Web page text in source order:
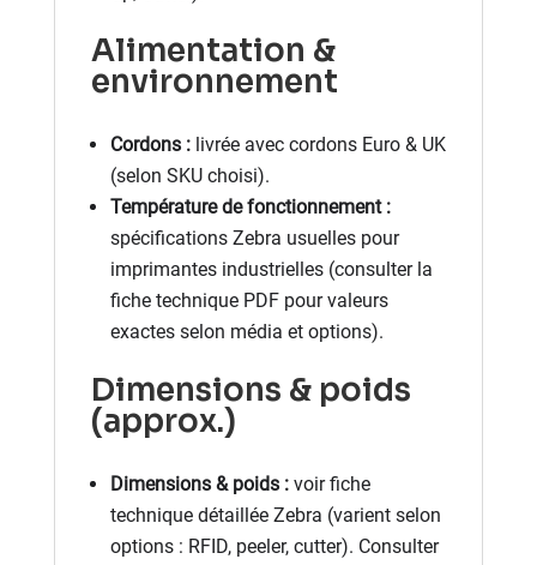
Alimentation &
environnement
Cordons :livrée avec cordons Euro & UK
(selon SKU choisi).
Température de fonctionnement :
spécifications Zebra usuelles pour
imprimantes industrielles (consulter la
fiche technique PDF pour valeurs
exactes selon média et options).
Dimensions & poids
(approx.)
Dimensions & poids :voir fiche
technique détaillée Zebra (varient selon
options : RFID, peeler, cutter). Consulter